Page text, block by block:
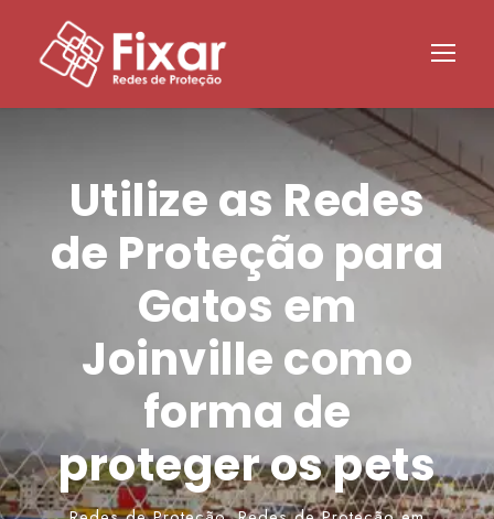
Utilize as Redes
de Proteção para
Gatos em
Joinville como
forma de
proteger os pets